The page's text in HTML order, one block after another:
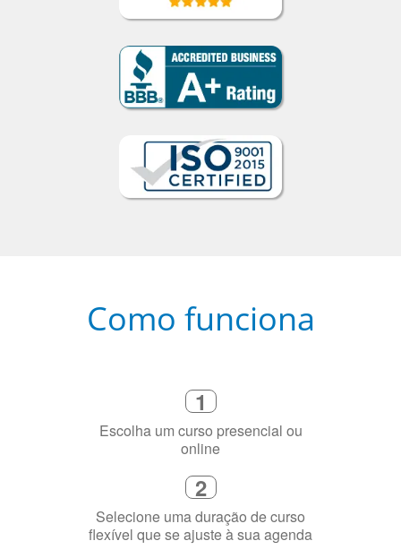
Como funciona
Escolha um curso presencial ou
online
Selecione uma duração de curso
flexível que se ajuste à sua agenda